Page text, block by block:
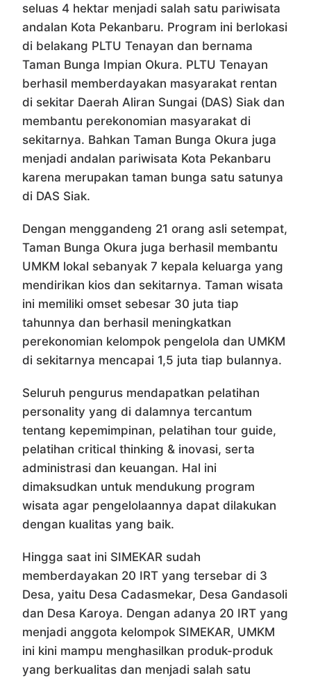
seluas 4 hektar menjadi salah satu pariwisata
andalan Kota Pekanbaru. Program ini berlokasi
di belakang PLTU Tenayan dan bernama
Taman Bunga Impian Okura. PLTU Tenayan
berhasil memberdayakan masyarakat rentan
di sekitar Daerah Aliran Sungai (DAS) Siak dan
membantu perekonomian masyarakat di
sekitarnya. Bahkan Taman Bunga Okura juga
menjadi andalan pariwisata Kota Pekanbaru
karena merupakan taman bunga satu satunya
di DAS Siak.
Dengan menggandeng 21 orang asli setempat,
Taman Bunga Okura juga berhasil membantu
UMKM lokal sebanyak 7 kepala keluarga yang
mendirikan kios dan sekitarnya. Taman wisata
ini memiliki omset sebesar 30 juta tiap
tahunnya dan berhasil meningkatkan
perekonomian kelompok pengelola dan UMKM
di sekitarnya mencapai 1,5 juta tiap bulannya.
Seluruh pengurus mendapatkan pelatihan
personality yang di dalamnya tercantum
tentang kepemimpinan, pelatihan tour guide,
pelatihan critical thinking & inovasi, serta
administrasi dan keuangan. Hal ini
dimaksudkan untuk mendukung program
wisata agar pengelolaannya dapat dilakukan
dengan kualitas yang baik.
Hingga saat ini SIMEKAR sudah
memberdayakan 20 IRT yang tersebar di 3
Desa, yaitu Desa Cadasmekar, Desa Gandasoli
dan Desa Karoya. Dengan adanya 20 IRT yang
menjadi anggota kelompok SIMEKAR, UMKM
ini kini mampu menghasilkan produk-produk
yang berkualitas dan menjadi salah satu